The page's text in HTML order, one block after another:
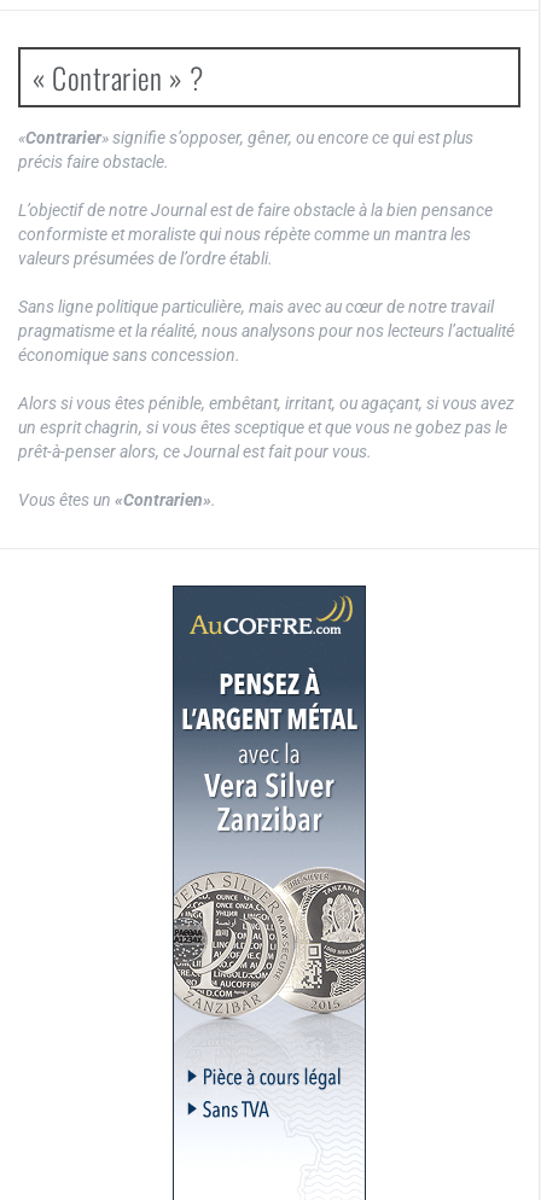
« Contrarien » ?
«Contrarier» signifie s’opposer, gêner, ou encore ce qui est plus
précis faire obstacle.
L’objectif de notre Journal est de faire obstacle à la bien pensance
conformiste et moraliste qui nous répète comme un mantra les
valeurs présumées de l’ordre établi.
Sans ligne politique particulière, mais avec au cœur de notre travail
pragmatisme et la réalité, nous analysons pour nos lecteurs l’actualité
économique sans concession.
Alors si vous êtes pénible, embêtant, irritant, ou agaçant, si vous avez
un esprit chagrin, si vous êtes sceptique et que vous ne gobez pas le
prêt-à-penser alors, ce Journal est fait pour vous.
Vous êtes un «Contrarien».